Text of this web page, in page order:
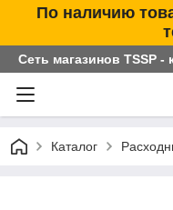
По наличию
Сеть магазинов TSSP
Каталог